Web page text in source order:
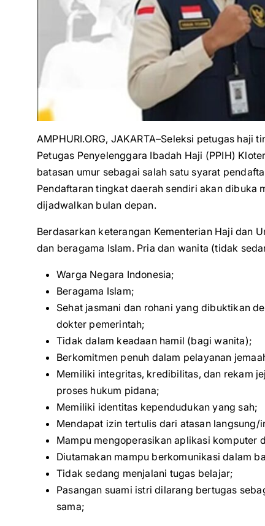
AMPHURI.ORG, JAKARTA–Seleksi petugas
Petugas Penyelenggara Ibadah Haji (PPIH)
batasan umur sebagai salah satu syarat
Pendaftaran tingkat daerah sendiri akan dibuka
dijadwalkan bulan depan.
Berdasarkan keterangan Kementerian Haji dan
dan beragama Islam. Pria dan wanita (tidak
Warga Negara Indonesia;
Beragama Islam;
Sehat jasmani dan rohani yang dibuktikan
dokter pemerintah;
Tidak dalam keadaan hamil (bagi wanita);
Berkomitmen penuh dalam pelayanan
Memiliki integritas, kredibilitas, dan rekam
proses hukum pidana;
Memiliki identitas kependudukan yang sah;
Mendapat izin tertulis dari atasan langsung/
Mampu mengoperasikan aplikasi komputer
Diutamakan mampu berkomunikasi dalam
Tidak sedang menjalani tugas belajar;
Pasangan suami istri dilarang bertugas
sama;